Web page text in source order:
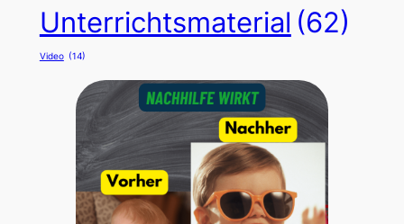
Unterrichtsmaterial (62)
Video (14)